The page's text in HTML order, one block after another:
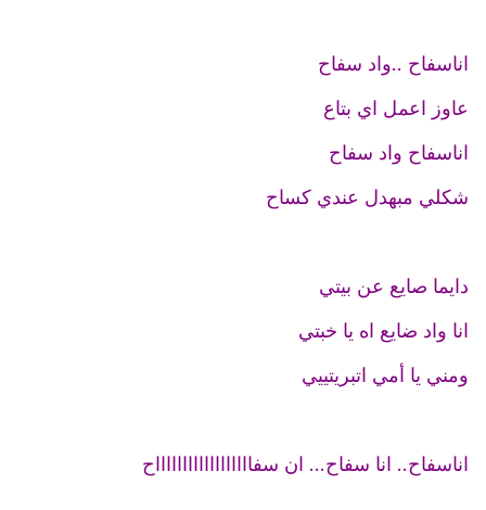
اناسفاح ..واد سفاح
عاوز اعمل اي بتاع
اناسفاح واد سفاح
شكلي مبهدل عندي كساح
دايما صايع عن بيتي
انا واد ضايع اه يا خبتي
ومني يا أمي اتبريتييي
اناسفاح.. انا سفاح... ان سفااااااااااااااااااح